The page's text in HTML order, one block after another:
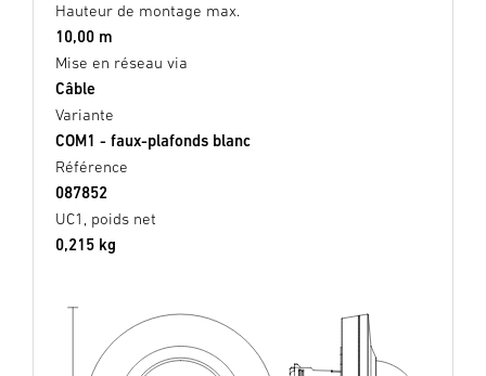
Hauteur de montage max.
10,00 m
Mise en réseau via
Câble
Variante
COM1 - faux-plafonds blanc
Référence
087852
UC1, poids net
0,215 kg